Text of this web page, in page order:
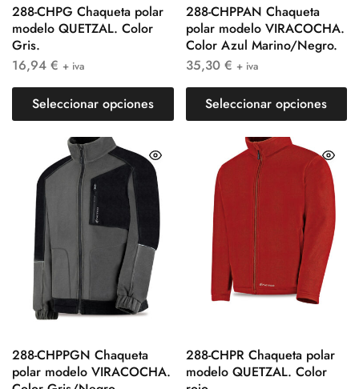
288-CHPG Chaqueta polar
modelo QUETZAL. Color
Gris.
16,94 € + iva
Seleccionar opciones
288-CHPPAN Chaqueta
polar modelo VIRACOCHA.
Color Azul Marino/Negro.
35,30 € + iva
Seleccionar opciones
288-CHPPGN Chaqueta
polar modelo VIRACOCHA.
288-CHPR Chaqueta polar
modelo QUETZAL. Color